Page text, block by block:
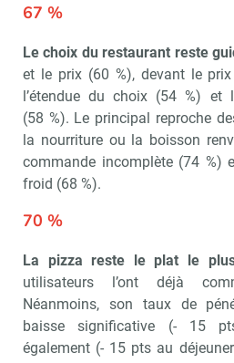
67 %
Le choix du restaurant reste
et le prix (60 %), devant le
l’étendue du choix (54 %) et
(58 %). Le principal reproche
la nourriture ou la boisson
commande incomplète (74 %)
froid (68 %).
70 %
La pizza reste le plat le
utilisateurs l’ont déjà
Néanmoins, son taux de
baisse significative (- 15
également (- 15 pts au